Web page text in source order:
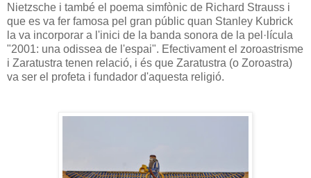
Nietzsche i també el poema simfònic de Richard Strauss i
que es va fer famosa pel gran públic quan Stanley Kubrick
la va incorporar a l'inici de la banda sonora de la pel·lícula
"2001: una odissea de l'espai". Efectivament el zoroastrisme
i Zaratustra tenen relació, i és que Zaratustra (o Zoroastra)
va ser el profeta i fundador d'aquesta religió.